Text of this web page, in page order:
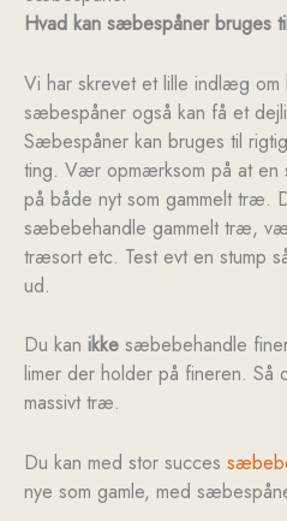
Hvad kan sæbespåner bruges
Vi har skrevet et lille indlæg om
sæbespåner også kan få et
Sæbespåner kan bruges til
ting. Vær opmærksom på at
på både nyt som gammelt træ.
sæbebehandle gammelt træ,
træsort etc. Test evt en stump
ud.
Du kan ikke sæbebehandle
limer der holder på fineren. Så
massivt træ.
Du kan med stor succes
nye som gamle, med